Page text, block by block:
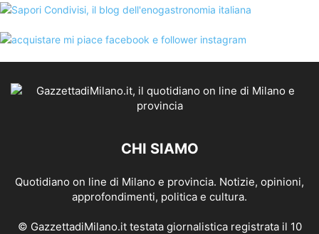
CHI SIAMO
Quotidiano on line di Milano e provincia. Notizie, opinioni,
approfondimenti, politica e cultura.
© GazzettadiMilano.it testata giornalistica registrata il 10